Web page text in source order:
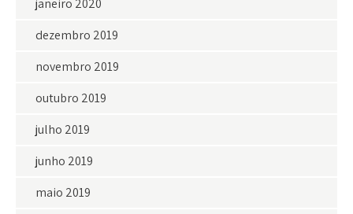
dezembro 2019
novembro 2019
outubro 2019
julho 2019
junho 2019
maio 2019